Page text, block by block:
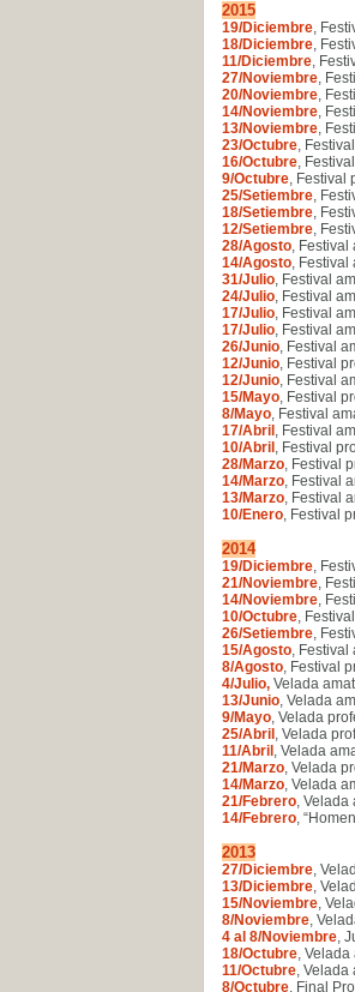
2015
19/Diciembre,
18/Diciembre,
11/Diciembre,
27/Noviembre,
20/Noviembre,
14/Noviembre,
13/Noviembre,
23/Octubre,
16/Octubre,
9/Octubre, Festival
25/Setiembre,
18/Setiembre,
12/Setiembre,
28/Agosto, Festival
14/Agosto, Festival
31/Julio, Festival
24/Julio, Festival
17/Julio, Festival
17/Julio, Festival
26/Junio, Festival
12/Junio, Festival
12/Junio, Festival
15/Mayo, Festival
8/Mayo, Festival
17/Abril , Festival
10/Abril , Festival
28/Marzo, Festival
14/Marzo, Festival
13/Marzo, Festival
10/Enero, Festival
2014
19/Diciembre,
21/Noviembre,
14/Noviembre,
10/Octubre,
26/Setiembre,
15/Agosto, Festival
8/Agosto, Festival
4/Julio, Velada
13/Junio, Velada
9/Mayo, Velada
25/Abril , Velada
11/Abril , Velada
21/Marzo, Velada
14/Marzo, Velada
21/Febrero, Velada
14/Febrero,
2013
27/Diciembre,
13/Diciembre,
15/Noviembre,
8/Noviembre,
4 al 8/Noviembre,
18/Octubre, Velada
11/Octubre, Velada
8/Octubre, Final